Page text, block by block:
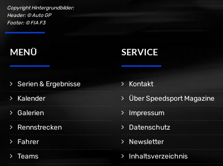
Copyright Hintergrundbilder:
Header: © Auto GP
Footer: © FIA F3
MENÜ
Serien & Ergebnisse
Kalender
Galerien
Rennstrecken
Fahrer
Teams
SERVICE
Kontakt
Über Speedsport Magazine
Impressum
Datenschutz
Newsletter
Inhaltsverzeichnis